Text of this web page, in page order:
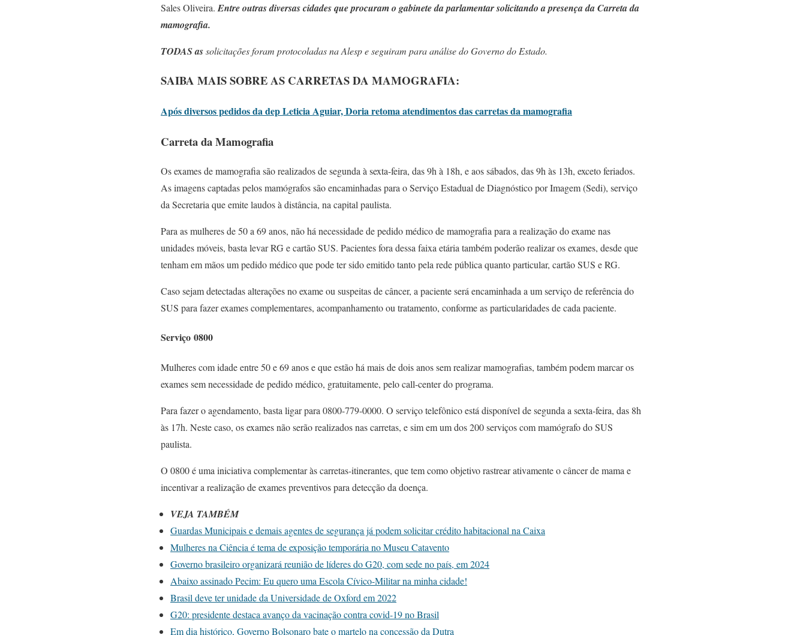
Sales Oliveira. Entre outras diversas cidades que procuram o gabinete da parlamentar solicitando a presença da Carreta da
mamografia.
TODAS assolicitações foram protocoladas na Alesp e seguiram para análise do Governo do Estado.
SAIBA MAIS SOBRE AS CARRETAS DA MAMOGRAFIA:
Após diversos pedidos da dep Leticia Aguiar, Doria retoma atendimentos das carretas da mamografia
Carreta da Mamografia
Os exames de mamografia são realizados de segunda à sexta-feira, das 9h à 18h, e aos sábados, das 9h às 13h, exceto feriados.
As imagens captadas pelos mamógrafos são encaminhadas para o Serviço Estadual de Diagnóstico por Imagem (Sedi), serviço
da Secretaria que emite laudos à distância, na capital paulista.
Para as mulheres de 50 a 69 anos, não há necessidade de pedido médico de mamografia para a realização do exame nas
unidades móveis, basta levar RG e cartão SUS. Pacientes fora dessa faixa etária também poderão realizar os exames, desde que
tenham em mãos um pedido médico que pode ter sido emitido tanto pela rede pública quanto particular, cartão SUS e RG.
Caso sejam detectadas alterações no exame ou suspeitas de câncer, a paciente será encaminhada a um serviço de referência do
SUS para fazer exames complementares, acompanhamento ou tratamento, conforme as particularidades de cada paciente.
Serviço 0800
Mulheres com idade entre 50 e 69 anos e que estão há mais de dois anos sem realizar mamografias, também podem marcar os
exames sem necessidade de pedido médico, gratuitamente, pelo call-center do programa.
Para fazer o agendamento, basta ligar para 0800-779-0000. O serviço telefônico está disponível de segunda a sexta-feira, das 8h
às 17h. Neste caso, os exames não serão realizados nas carretas, e sim em um dos 200 serviços com mamógrafo do SUS
paulista.
O 0800 é uma iniciativa complementar às carretas-itinerantes, que tem como objetivo rastrear ativamente o câncer de mama e
incentivar a realização de exames preventivos para detecção da doença.
VEJA TAMBÉM
Guardas Municipais e demais agentes de segurança já podem solicitar crédito habitacional na Caixa
Mulheres na Ciência é tema de exposição temporária no Museu Catavento
Governo brasileiro organizará reunião de líderes do G20, com sede no país, em 2024
Abaixo assinado Pecim: Eu quero uma Escola Cívico-Militar na minha cidade!
Brasil deve ter unidade da Universidade de Oxford em 2022
G20: presidente destaca avanço da vacinação contra covid-19 no Brasil
Em dia histórico, Governo Bolsonaro bate o martelo na concessão da Dutra